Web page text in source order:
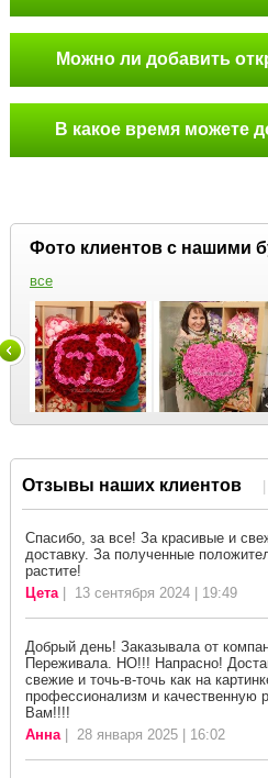
Можно ли добавить
В какое время можете
Фото клиентов с нашими
все
Отзывы наших клиентов
Спасибо, за все! За красивые и
доставку. За полученные
растите!
Цета| 13 сентября 2024 | 19:49
Добрый день! Заказывала от
Переживала. НО!!! Напрасно!
свежие и точь-в-точь как на
профессионализм и качественную
Вам!!!!
Анна| 28 января 2025 | 16:02